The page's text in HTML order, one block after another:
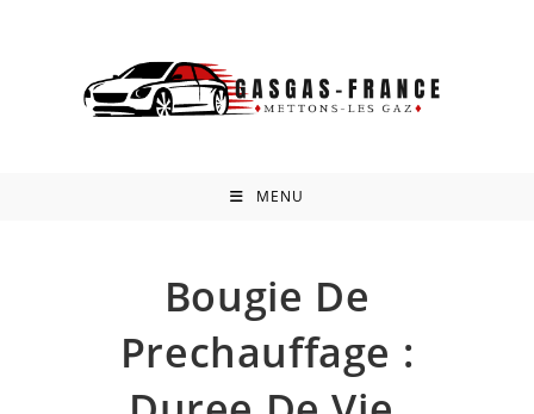
MENU
Bougie De
Prechauffage :